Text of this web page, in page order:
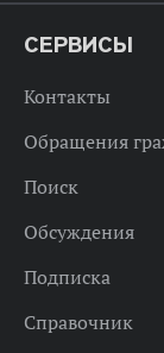
СЕРВИСЫ
Контакты
Обращения
Поиск
Обсуждения
Подписка
Справочник